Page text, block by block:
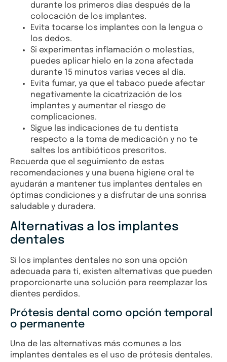
durante los primeros días después de la
colocación de los implantes.
Evita tocarse los implantes con la lengua o
los dedos.
Si experimentas inflamación o molestias,
puedes aplicar hielo en la zona afectada
durante 15 minutos varias veces al día.
Evita fumar, ya que el tabaco puede afectar
negativamente la cicatrización de los
implantes y aumentar el riesgo de
complicaciones.
Sigue las indicaciones de tu dentista
respecto a la toma de medicación y no te
saltes los antibióticos prescritos.
Recuerda que el seguimiento de estas
recomendaciones y una buena higiene oral te
ayudarán a mantener tus implantes dentales en
óptimas condiciones y a disfrutar de una sonrisa
saludable y duradera.
Alternativas a los implantes
dentales
Si los implantes dentales no son una opción
adecuada para ti, existen alternativas que pueden
proporcionarte una solución para reemplazar los
dientes perdidos.
Prótesis dental como opción temporal
o permanente
Una de las alternativas más comunes a los
implantes dentales es el uso de prótesis dentales.